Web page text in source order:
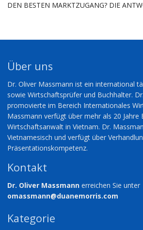
DEN BESTEN MARKTZUGANG? DIE
Über uns
Dr. Oliver Massmann ist ein international
sowie Wirtschaftsprüfer und Buchhalter.
promovierte im Bereich Internationales
Massmann verfügt über mehr als 20 Jahre
Wirtschaftsanwalt in Vietnam. Dr.
Vietnamesisch und verfügt über
Präsentationskompetenz.
Kontakt
Dr. Oliver Massmann erreichen Sie unter
omassmann@duanemorris.com
Kategorie